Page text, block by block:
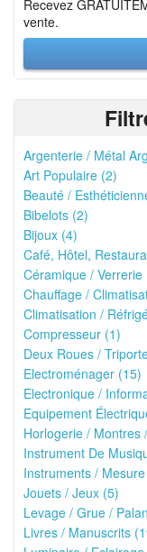
Recevez
vente.
Argenterie / Métal
Art Populaire (2)
Beauté /
Bibelots (2)
Bijoux (4)
Café, Hôtel,
Céramique / Verrerie
Chauffage /
Climatisation /
Compresseur (1)
Deux Roues /
Electroménager (15)
Electronique /
Equipement
Horlogerie / Montres
Instrument De
Instruments /
Jouets / Jeux (5)
Levage / Grue /
Livres / Manuscrits